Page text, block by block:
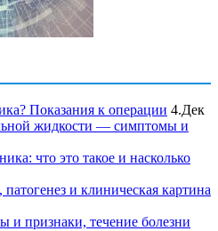
Показания к операции 4.Дек
жидкости — симптомы и
что это такое и насколько
и клиническая картина
и признаки, течение болезни